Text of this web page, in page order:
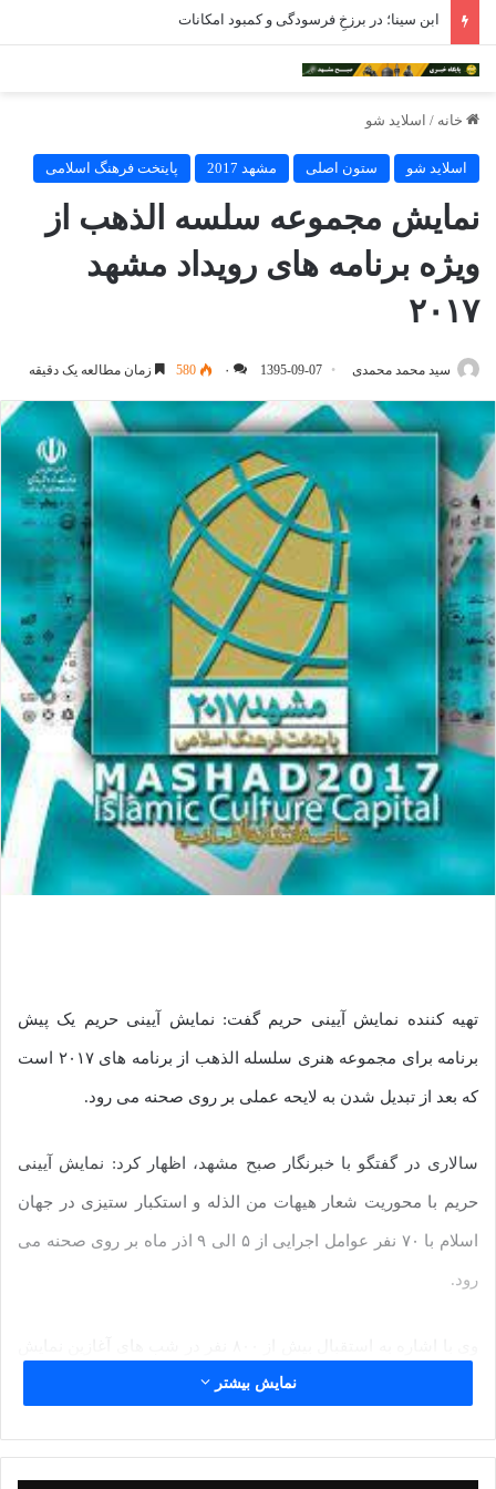
خانه / اسلاید شو
اسلاید شو ستون اصلی مشهد 2017 پایتخت فرهنگ اسلامی
نمایش مجموعه سلسه الذهب از
ویژه برنامه های رویداد مشهد
۲۰۱۷
سید محمد محمدی 1395-09-07 ۰ 580 زمان مطالعه یک دقیقه
تهیه کننده نمایش آیینی حریم گفت: نمایش آیینی حریم یک پیش
برنامه برای مجموعه هنری سلسله الذهب از برنامه های ۲۰۱۷ است
که بعد از تبدیل شدن به لایحه عملی بر روی صحنه می رود.
سالاری در گفتگو با خبرنگار صبح مشهد، اظهار کرد: نمایش آیینی
حریم با محوریت شعار هیهات من الذله و استکبار ستیزی در جهان
اسلام با ۷۰ نفر عوامل اجرایی از ۵ الی ۹ اذر ماه بر روی صحنه می
رود.
آیینی حریم؛ افزود: پیش بینی می شود در شب های آینده نزدیک به
نمایش بیشتر